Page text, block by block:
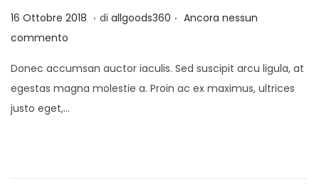
a
t
P
u
b
l
i
16 Ottobre 2018 7
g
g
. di allgoods360 . Ancora nessun
commento
Donec accumsan auctor iaculis. Sed suscipit arcu ligula, at
egestas magna molestie a. Proin ac ex maximus, ultrices
justo eget,…